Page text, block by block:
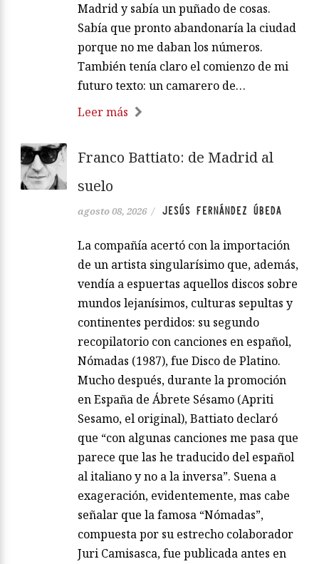
Madrid y sabía un puñado de cosas.
Sabía que pronto abandonaría la ciudad
porque no me daban los números.
También tenía claro el comienzo de mi
futuro texto: un camarero de…
Leer más
Franco Battiato: de Madrid al
suelo
agosto 08, 2026 / JESÚS FERNÁNDEZ ÚBEDA
La compañía acertó con la importación
de un artista singularísimo que, además,
vendía a espuertas aquellos discos sobre
mundos lejanísimos, culturas sepultas y
continentes perdidos: su segundo
recopilatorio con canciones en español,
Nómadas (1987), fue Disco de Platino.
Mucho después, durante la promoción
en España de Ábrete Sésamo (Apriti
Sesamo, el original), Battiato declaró
que “con algunas canciones me pasa que
parece que las he traducido del español
al italiano y no a la inversa”. Suena a
exageración, evidentemente, mas cabe
señalar que la famosa “Nómadas”,
compuesta por su estrecho colaborador
Juri Camisasca, fue publicada antes en